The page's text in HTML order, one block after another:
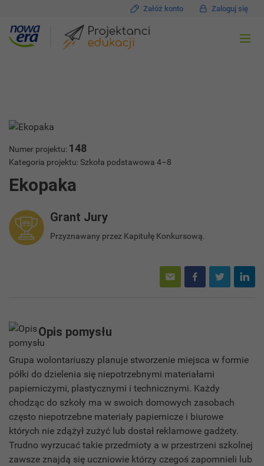
Załóż konto Zaloguj się
Numer projektu: 148
Kategoria projektu: Szkoła podstawowa 4–8
Ekopaka
Grant Jury
Przyznawany przez Kapitułę Konkursową.
Opis pomysłu
Grupa wolontariuszy planuje stworzenie miejsca w formie
półki do dzielenia się niepotrzebnymi materiałami
papierniczymi, plastycznymi i technicznymi. Każdy
chodząc do szkoły ma w swoich domowych zasobach
często niepotrzebne materiały papiernicze i biurowe
których nie zdążył zużyć lub dostał reklamowe gadżety.
Trudno wyrzucać takie przedmioty a w przestrzeni szkolnej
zawsze znajdą się uczniowie którzy czegoś zapomnieli lub